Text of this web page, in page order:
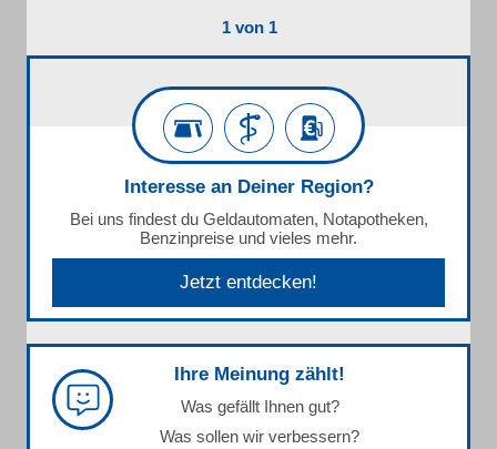
1 von 1
Interesse an Deiner Region?
Bei uns findest du Geldautomaten, Notapotheken,
Benzinpreise und vieles mehr.
Jetzt entdecken!
Ihre Meinung zählt!
Was gefällt Ihnen gut?
Was sollen wir verbessern?